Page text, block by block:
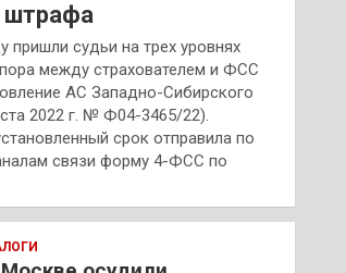
штрафа
пришли судьи на трех уровнях
между страхователем и ФСС
АС Западно-Сибирского
2022 г. № Ф04-3465/22).
срок отправила по
связи форму 4-ФСС по